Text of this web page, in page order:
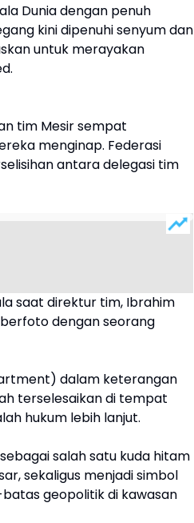
Dunia dengan penuh
kini dipenuhi senyum dan
untuk merayakan
tim Mesir sempat
menginap. Federasi
antara delegasi tim
saat direktur tim, Ibrahim
dengan seorang
dalam keterangan
terselesaikan di tempat
hukum lebih lanjut.
salah satu kuda hitam
sekaligus menjadi simbol
geopolitik di kawasan